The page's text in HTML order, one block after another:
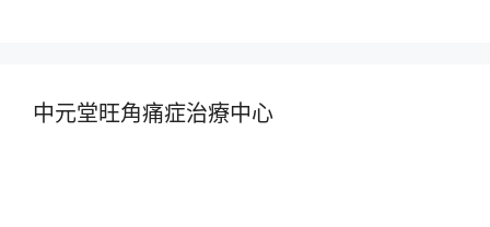
中元堂旺角痛症治療中心